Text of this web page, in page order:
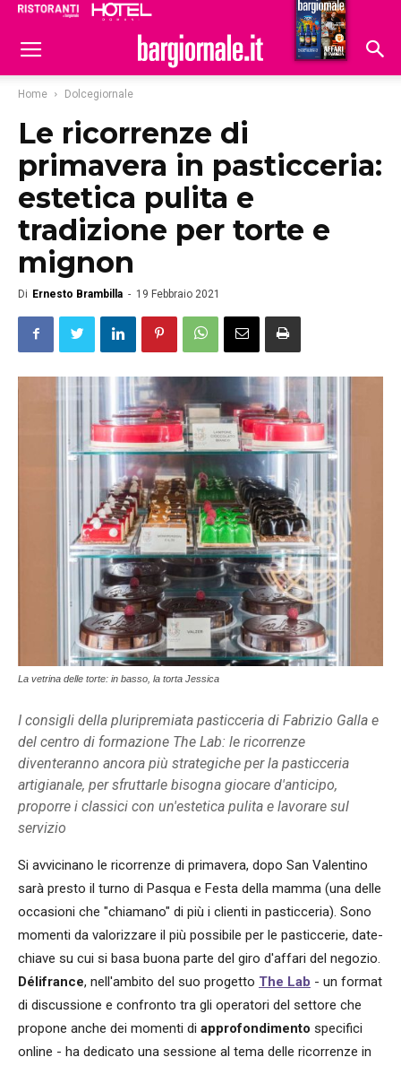
Hoteldomani
Home Dolcegiornale
Le ricorrenze di
primavera in pasticceria:
estetica pulita e
tradizione per torte e
mignon
Di Ernesto Brambilla - 19 Febbraio 2021
La vetrina delle torte: in basso, la torta Jessica
I consigli della pluripremiata pasticceria di Fabrizio Galla e
del centro di formazione The Lab: le ricorrenze
diventeranno ancora più strategiche per la pasticceria
artigianale, per sfruttarle bisogna giocare d'anticipo,
proporre i classici con un'estetica pulita e lavorare sul
servizio
Si avvicinano le ricorrenze di primavera, dopo San Valentino
sarà presto il turno di Pasqua e Festa della mamma (una delle
occasioni che "chiamano" di più i clienti in pasticceria). Sono
momenti da valorizzare il più possibile per le pasticcerie, date-
chiave su cui si basa buona parte del giro d'affari del negozio.
Délifrance, nell'ambito del suo progetto The Lab - un format
di discussione e confronto tra gli operatori del settore che
propone anche dei momenti di approfondimento specifici
online - ha dedicato una sessione al tema delle ricorrenze in